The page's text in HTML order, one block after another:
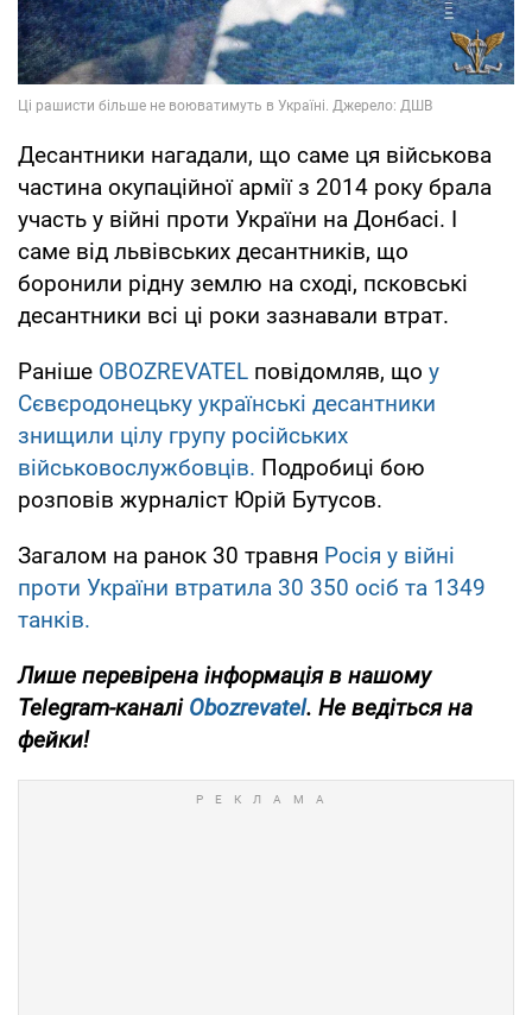
Десантники нагадали, що саме ця військова
частина окупаційної армії з 2014 року брала
участь у війні проти України на Донбасі. І
саме від львівських десантників, що
боронили рідну землю на сході, псковські
десантники всі ці роки зазнавали втрат.
Раніше OBOZREVATEL повідомляв, що у
Сєвєродонецьку українські десантники
знищили цілу групу російських
військовослужбовців. Подробиці бою
розповів журналіст Юрій Бутусов.
Загалом на ранок 30 травня Росія у війні
проти України втратила 30 350 осіб та 1349
танків.
Лише перевірена інформація в нашому
Telegram-каналі Obozrevatel. Не ведіться на
фейки!